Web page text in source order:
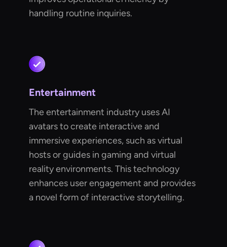
handling routine inquiries.
Entertainment
The entertainment industry uses AI
avatars to create interactive and
immersive experiences, such as virtual
hosts or guides in gaming and virtual
reality environments. This technology
enhances user engagement and provides
a novel form of interactive storytelling.